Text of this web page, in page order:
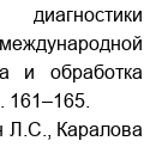
и обработка
Л.С., Каралова